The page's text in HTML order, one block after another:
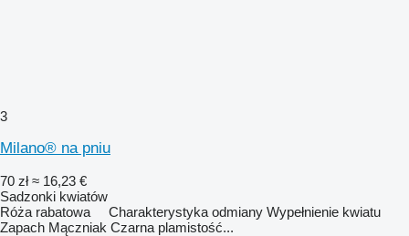
3
Milano® na pniu
70 zł ≈ 16,23 €
Sadzonki kwiatów
Róża rabatowa Charakterystyka odmiany Wypełnienie kwiatu
Zapach Mączniak Czarna plamistość...